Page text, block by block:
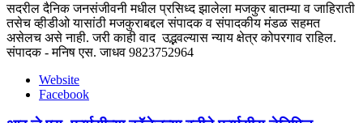
सदरील दैनिक जनसंजीवनी मधील प्रसिध्द झालेला मजकुर बातम्या व जाहिराती
तसेच व्हीडीओ यासांठी मजकुराबद्दल संपादक व संपादकीय मंडळ सहमत
असेलच असे नाही. जरी काही वाद उद्भवल्यास न्याय क्षेत्र कोपरगाव राहिल.
संपादक - मनिष एस. जाधव 9823752964
Website
Facebook